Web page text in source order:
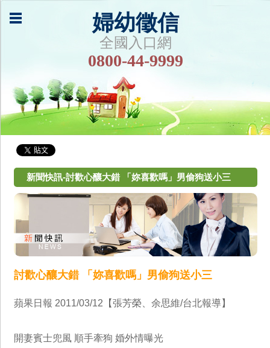
婦幼徵信
全國入口網
0800-44-9999
新聞快訊-討歡心釀大錯 「妳喜歡嗎」男偷狗送小三
討歡心釀大錯 「妳喜歡嗎」男偷狗送小三
蘋果日報 2011/03/12【張芳榮、余思維/台北報導】
開妻賓士兜風 順手牽狗 婚外情曝光